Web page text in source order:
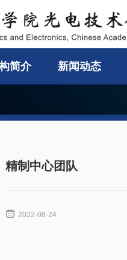
简介 新闻动态
精制中心团队
 2022-08-24